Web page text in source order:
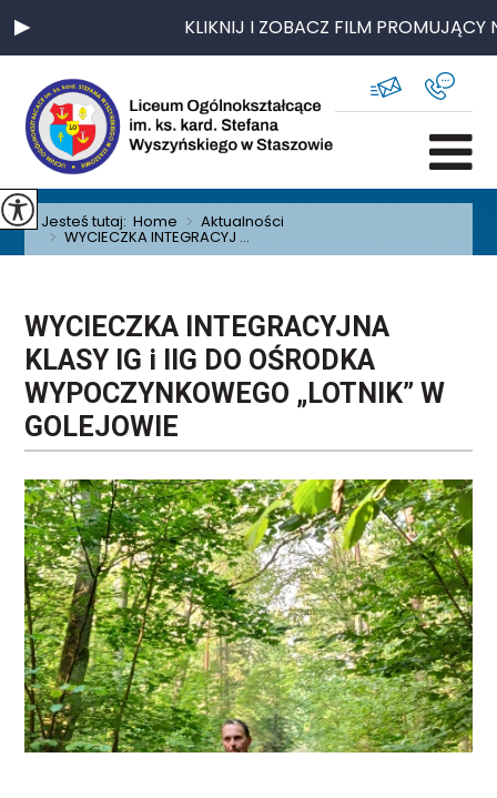
KLIKNIJ I ZOBACZ FILM PROMUJĄCY
Jesteś tutaj:Home > Aktualności
> WYCIECZKA INTEGRACYJ ...
WYCIECZKA INTEGRACYJNA
KLASY IG i IIG DO OŚRODKA
WYPOCZYNKOWEGO „LOTNIK” W
GOLEJOWIE